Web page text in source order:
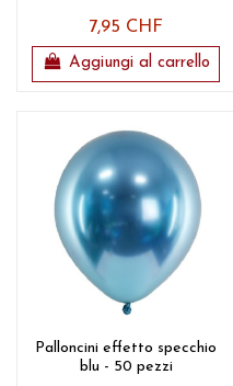
7,95 CHF
Aggiungi al carrello
Palloncini effetto specchio
blu - 50 pezzi